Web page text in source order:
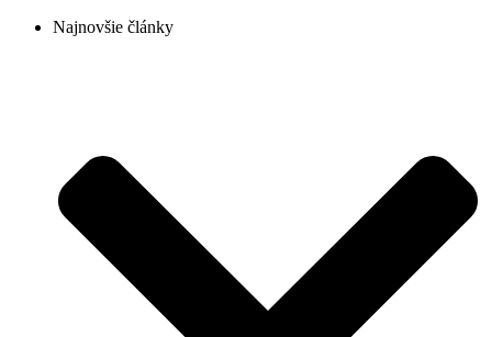
Najnovšie články